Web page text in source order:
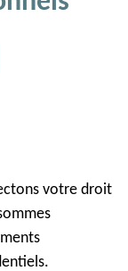
votre droit